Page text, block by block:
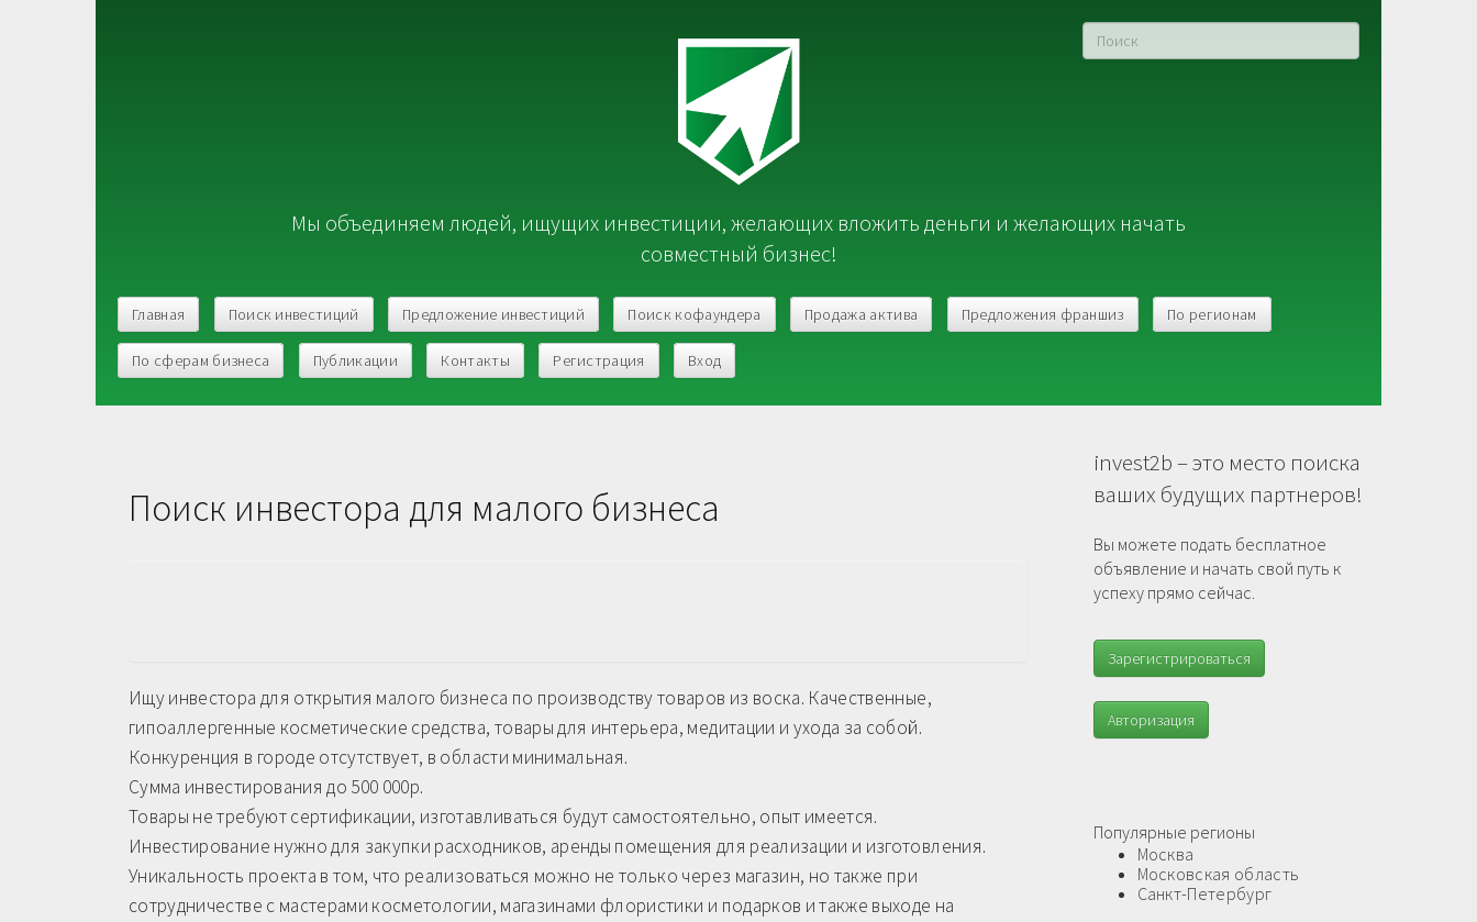
Мы объединяем людей, ищущих инвестиции, желающих вложить деньги и желающих начать
совместный бизнес!
Главная Поиск инвестиций Предложение инвестиций Поиск кофаундера Продажа актива Предложения франшиз По регионам
По сферам бизнеса Публикации Контакты Регистрация Вход
Поиск инвестора для малого бизнеса
Ищу инвестора для открытия малого бизнеса по производству товаров из воска. Качественные,
гипоаллергенные косметические средства, товары для интерьера, медитации и ухода за собой.
Конкуренция в городе отсутствует, в области минимальная.
Сумма инвестирования до 500 000р.
Товары не требуют сертификации, изготавливаться будут самостоятельно, опыт имеется.
Инвестирование нужно для закупки расходников, аренды помещения для реализации и изготовления.
Уникальность проекта в том, что реализоваться можно не только через магазин, но также при
сотрудничестве с мастерами косметологии, магазинами флористики и подарков и также выходе на
invest2b – это место поиска
ваших будущих партнеров!
Вы можете подать бесплатное
объявление и начать свой путь к
успеху прямо сейчас.
Зарегистрироваться
Авторизация
Популярные регионы
Москва
Московская область
Санкт-Петербург